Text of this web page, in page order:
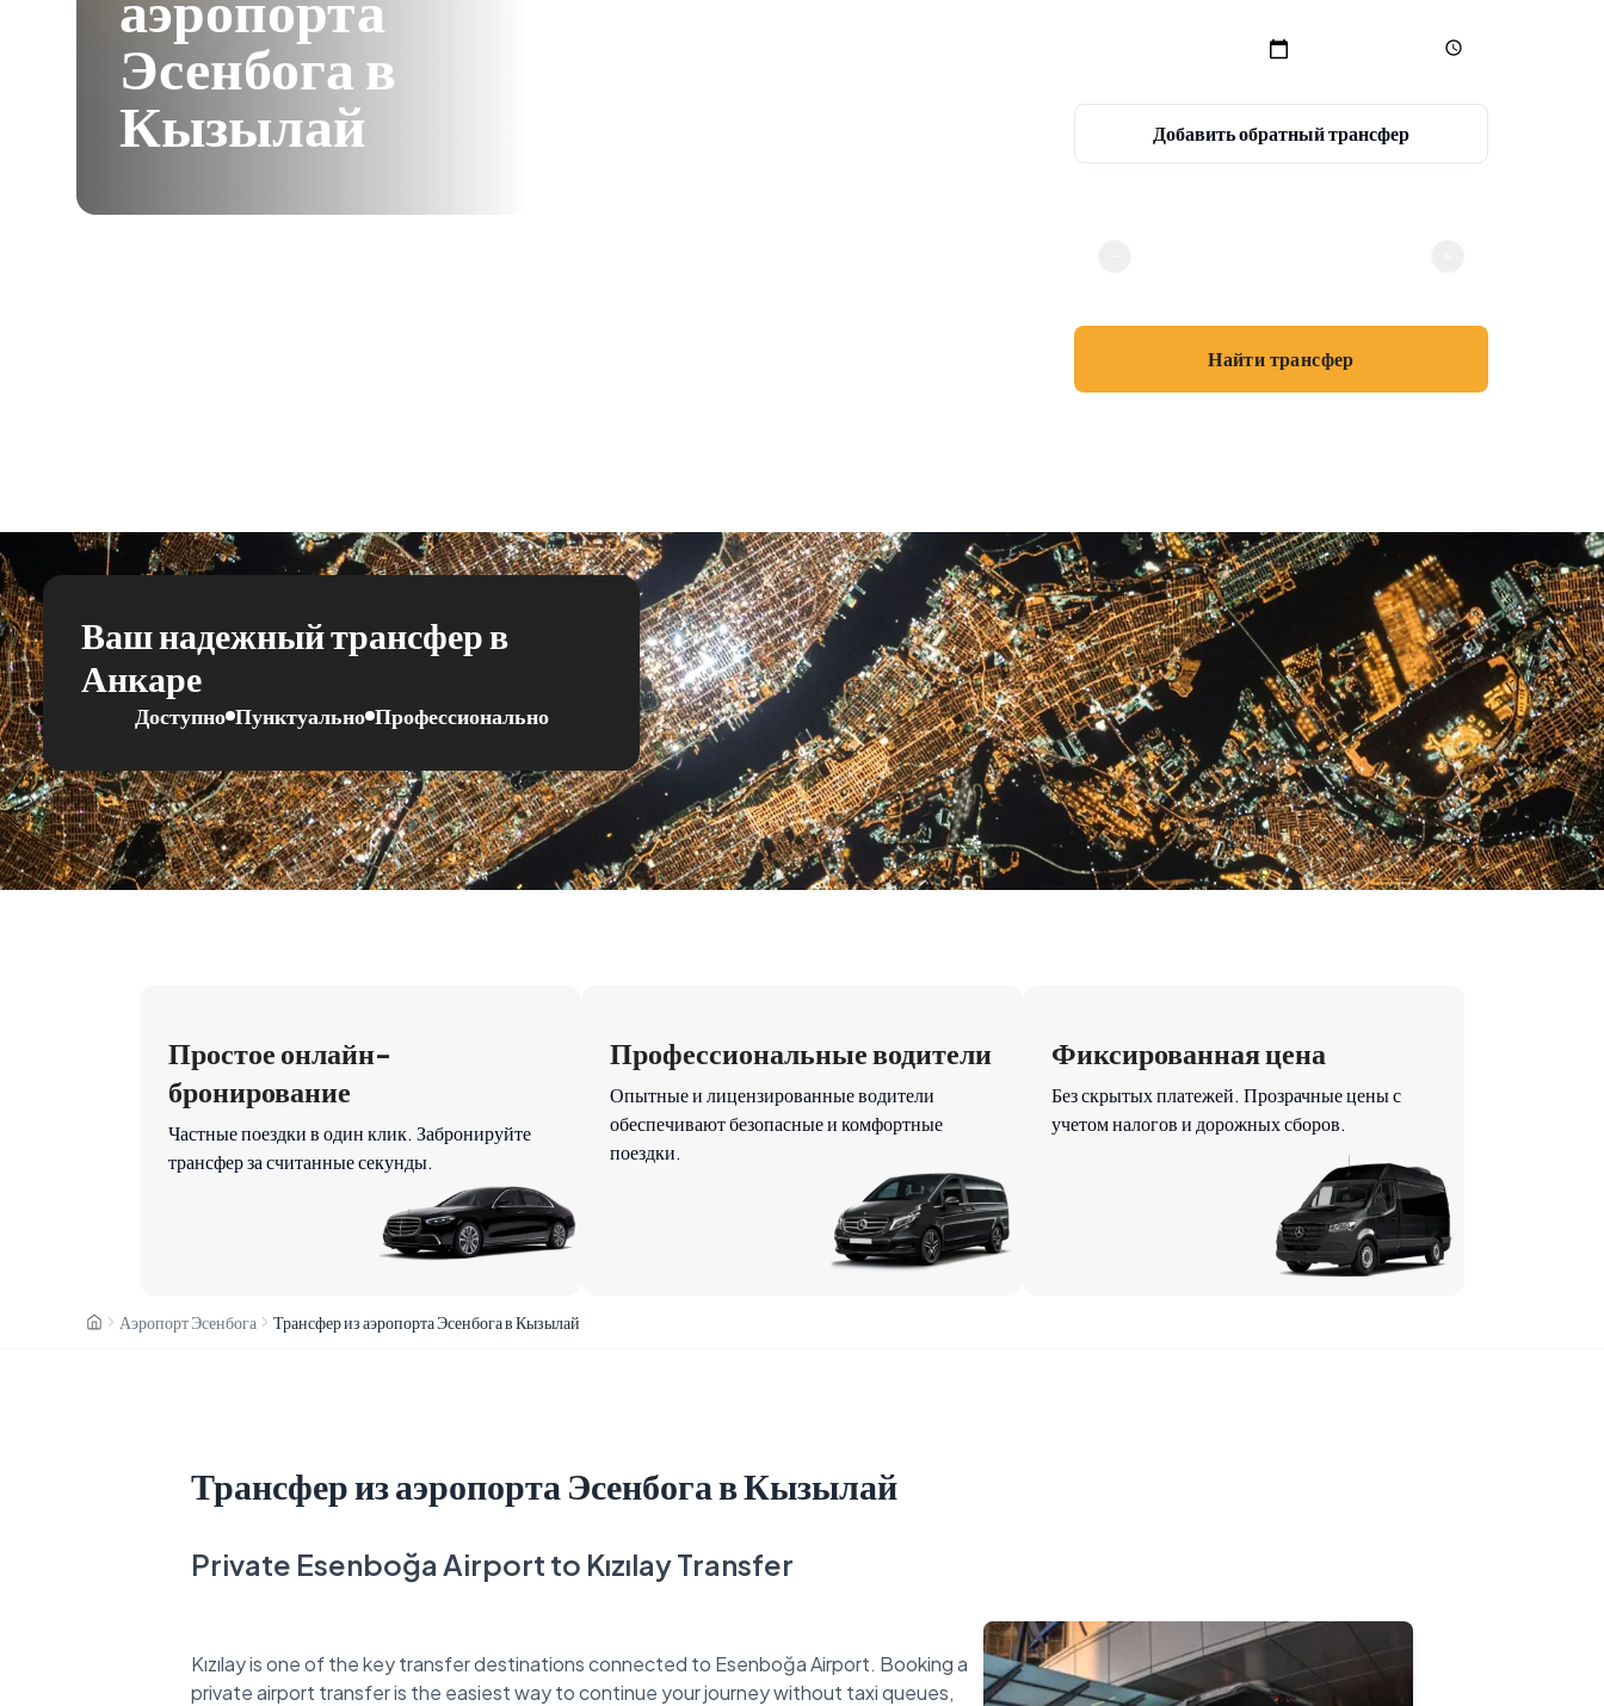
Эсенбога в
Кызылай Добавить обратный трансфер
Найти трансфер
Ваш надежный трансфер в
Анкаре
Доступно Пунктуально Профессионально
Простое онлайн-
бронирование
Частные поездки в один клик. Забронируйте
трансфер за считанные секунды.
Профессиональные водители
Опытные и лицензированные водители
обеспечивают безопасные и комфортные
поездки.
Фиксированная цена
Без скрытых платежей. Прозрачные цены с
учетом налогов и дорожных сборов.
Аэропорт Эсенбога Трансфер из аэропорта Эсенбога в Кызылай
Трансфер из аэропорта Эсенбога в Кызылай
Private Esenboğa Airport to Kızılay Transfer
Kızılay is one of the key transfer destinations connected to Esenboğa Airport. Booking a
private airport transfer is the easiest way to continue your journey without taxi queues,